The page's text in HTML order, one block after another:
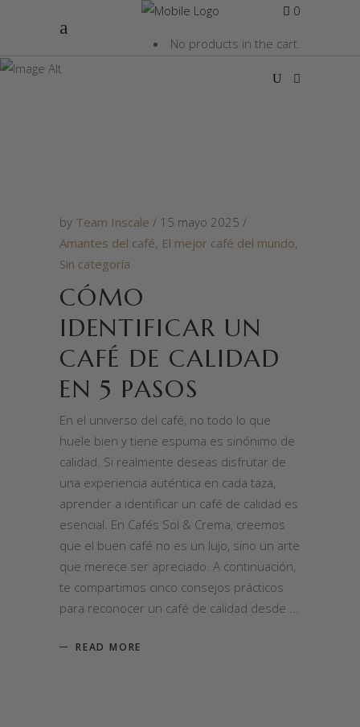
0
No products in the cart.
CAFÉ TAG
by Team Inscale
15 mayo 2025
Amantes del café, El mejor café del mundo,
Sin categoría
CÓMO
IDENTIFICAR UN
CAFÉ DE CALIDAD
EN 5 PASOS
En el universo del café, no todo lo que
huele bien y tiene espuma es sinónimo de
calidad. Si realmente deseas disfrutar de
una experiencia auténtica en cada taza,
aprender a identificar un café de calidad es
esencial. En Cafés Sol & Crema, creemos
que el buen café no es un lujo, sino un arte
que merece ser apreciado. A continuación,
te compartimos cinco consejos prácticos
para reconocer un café de calidad desde
READ MORE